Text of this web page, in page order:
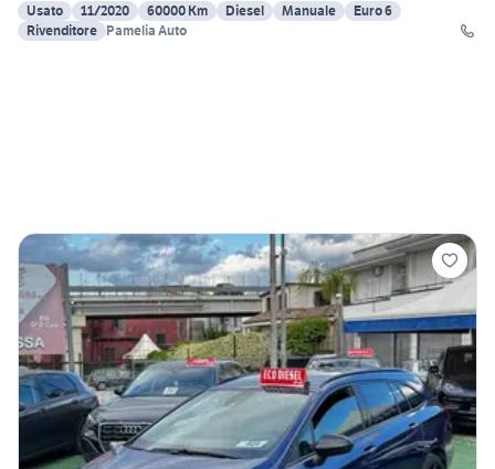
Usato
11/2020 60000 Km Diesel Manuale
Euro 6
Rivenditore Pamelia Auto